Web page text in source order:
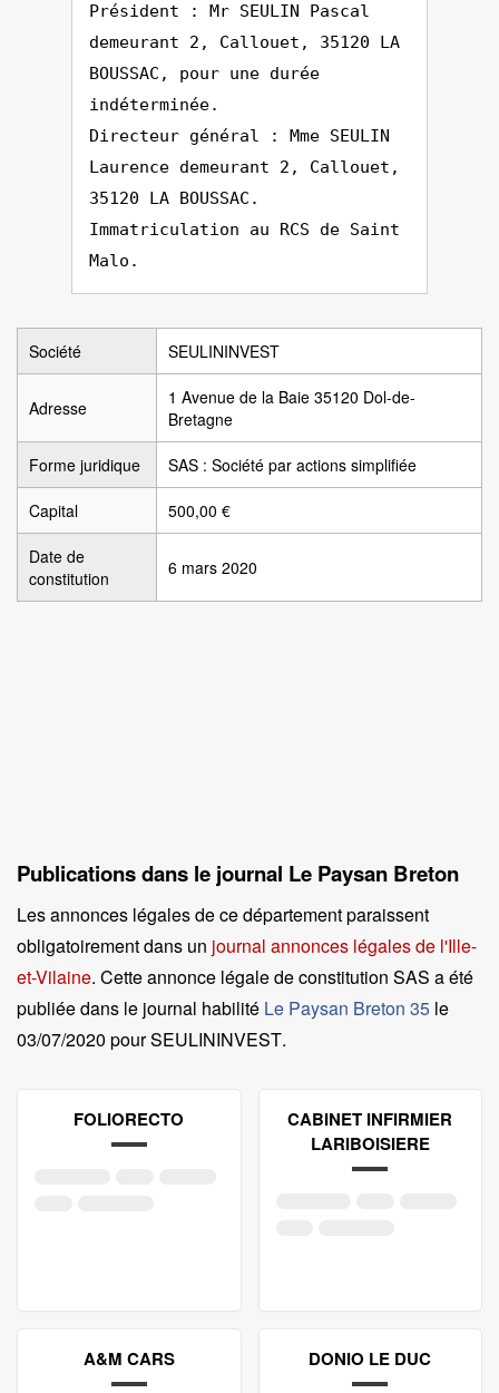
Président : Mr SEULIN Pascal
demeurant 2, Callouet, 35120 LA
BOUSSAC, pour une durée
indéterminée.
Directeur général : Mme SEULIN
Laurence demeurant 2, Callouet,
35120 LA BOUSSAC.
Immatriculation au RCS de Saint
Malo.
Société SEULININVEST
Adresse
1 Avenue de la Baie 35120 Dol-de-
Bretagne
Forme juridique SAS : Société par actions simplifiée
Capital 500,00 €
Date de
constitution
6 mars 2020
Publications dans le journal Le Paysan Breton
Les annonces légales de ce département paraissent
obligatoirement dans un journal annonces légales de l'Ille-
et-Vilaine. Cette annonce légale de constitution SAS a été
publiée dans le journal habilité Le Paysan Breton 35 le
03/07/2020 pour SEULININVEST.
FOLIORECTO
CABINET INFIRMIER
LARIBOISIERE
A&M CARS DONIO LE DUC